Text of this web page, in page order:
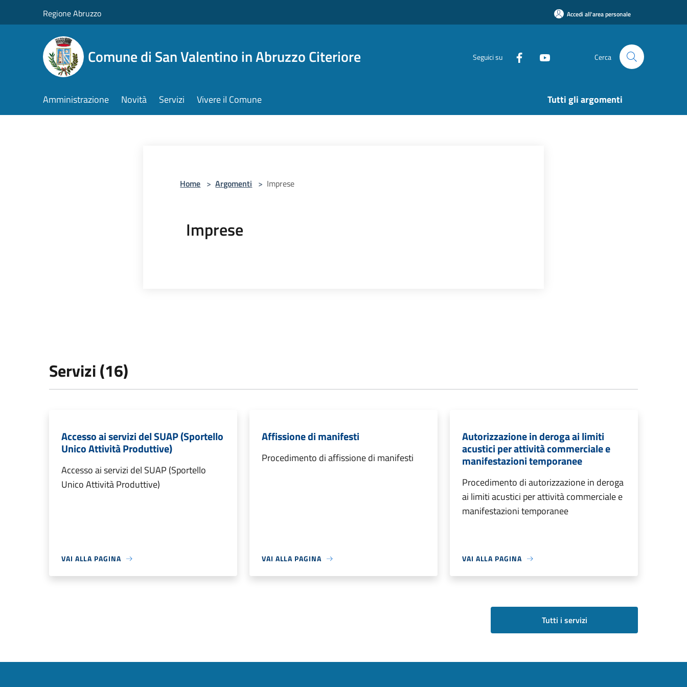
Regione Abruzzo Accedi all'area personale
Comune di San Valentino in Abruzzo Citeriore Seguici su Cerca
Amministrazione Novità Servizi Vivere il Comune Tutti gli argomenti
Home > Argomenti > Imprese
Imprese
Servizi (16)
Accesso ai servizi del SUAP (Sportello
Unico Attività Produttive)
Accesso ai servizi del SUAP (Sportello
Unico Attività Produttive)
VAI ALLA PAGINA
Affissione di manifesti
Procedimento di affissione di manifesti
VAI ALLA PAGINA
Autorizzazione in deroga ai limiti
acustici per attività commerciale e
manifestazioni temporanee
Procedimento di autorizzazione in deroga
ai limiti acustici per attività commerciale e
manifestazioni temporanee
VAI ALLA PAGINA
Tutti i servizi